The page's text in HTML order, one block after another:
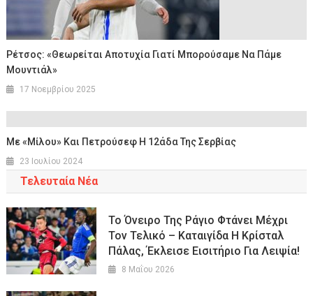
Ρέτσος: «Θεωρείται Αποτυχία Γιατί Μπορούσαμε Να Πάμε
Μουντιάλ»
17 Νοεμβρίου 2025
Με «Μίλου» Και Πετρούσεφ Η 12άδα Της Σερβίας
23 Ιουλίου 2024
Τελευταία Νέα
Το Όνειρο Της Ράγιο Φτάνει Μέχρι
Τον Τελικό – Καταιγίδα Η Κρίσταλ
Πάλας, Έκλεισε Εισιτήριο Για Λειψία!
8 Μαΐου 2026